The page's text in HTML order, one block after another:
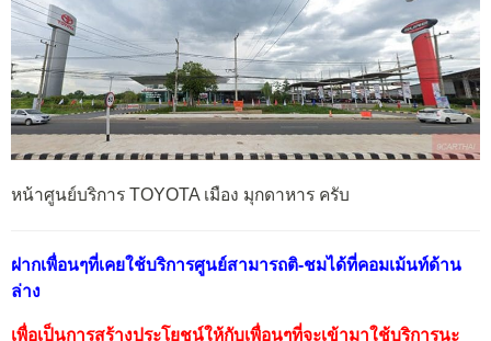
หน้าศูนย์บริการ TOYOTA เมือง มุกดาหาร ครับ
ฝากเพื่อนๆที่เคยใช้บริการศูนย์สามารถติ-ชมได้ที่คอมเม้นท์ด้าน
ล่าง
เพื่อเป็นการสร้างประโยชน์ให้กับเพื่อนๆที่จะเข้ามาใช้บริการนะ